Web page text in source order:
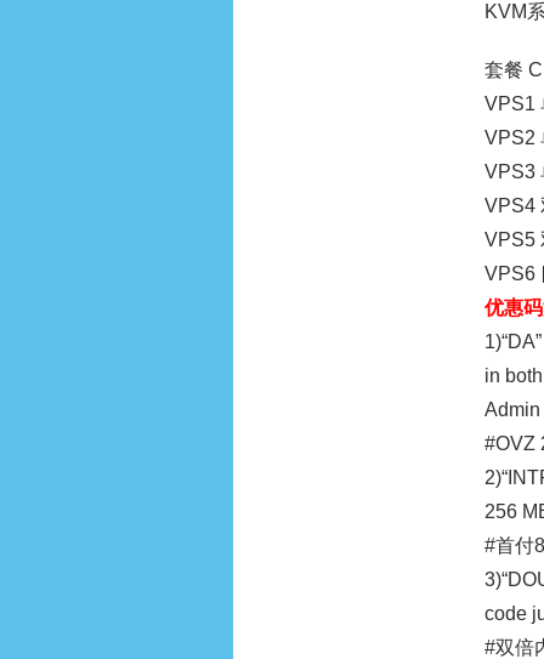
KVM
套餐
VPS1
VPS2
VPS3
VPS4
VPS5
VPS6
优惠
in
#OVZ
256
#首付
code
#双倍